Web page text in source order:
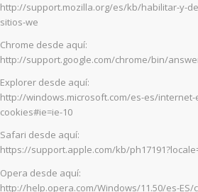
http://support.mozilla.org/es/kb/habilitar-y-
sitios-we
Chrome desde aquí:
http://support.google.com/chrome/bin/
Explorer desde aquí:
http://windows.microsoft.com/es-es/
cookies#ie=ie-10
Safari desde aquí:
https://support.apple.com/kb/
Opera desde aquí:
http://help.opera.com/Windows/11.50/es-ES/